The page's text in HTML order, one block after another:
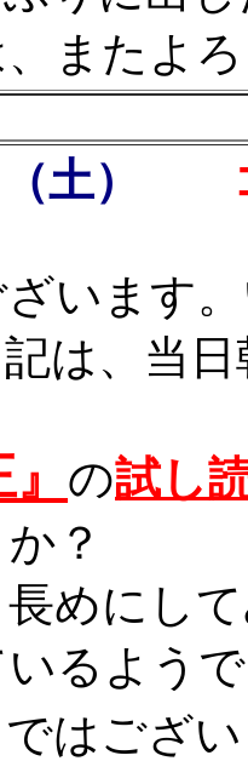
またよ
土） コ
います
は、当日
の試し
？
めにし
るよう
はござ